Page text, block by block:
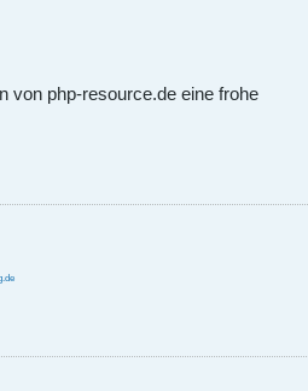
von php-resource.de eine frohe